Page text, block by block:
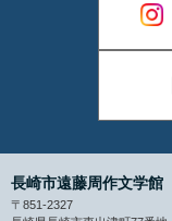
長崎市遠藤周作文学館
〒851-2327